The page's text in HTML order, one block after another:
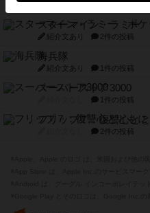
紹介文なし 1件の投稿
スターマイン・ラミー
紹介文あり 2件の投稿
海兵隊
紹介文あり 1件の投稿
スーパーストア3000
1件の投稿
フリップ７：復讐心と
2件の投稿